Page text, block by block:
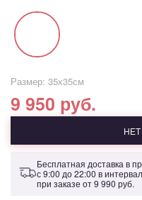
Размер: 35х35см
9 950 руб.
Бесплатная доставка в
с 9:00 до 22:00 в
при заказе от9 990 руб.